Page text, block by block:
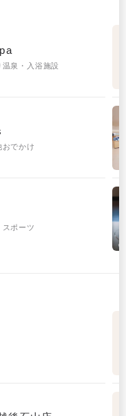
泉・入浴施設
でかけ
ポーツ